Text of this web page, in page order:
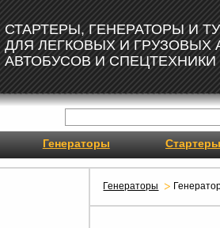
СТАРТЕРЫ, ГЕНЕРАТОРЫ И
ДЛЯ ЛЕГКОВЫХ И ГРУЗОВЫХ
АВТОБУСОВ И СПЕЦТЕХНИКИ
Генераторы Стартеры
Генераторы